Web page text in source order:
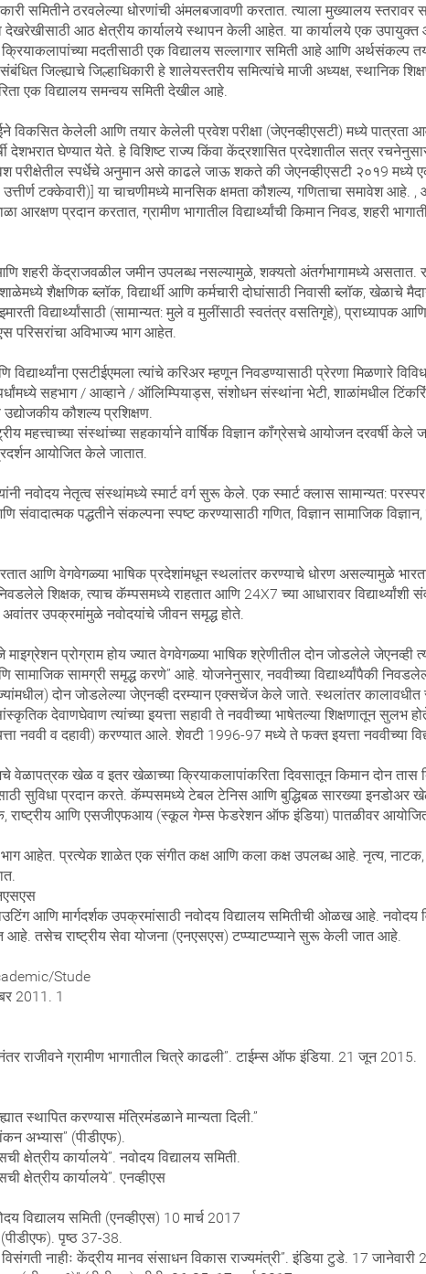
समितीने ठरवलेल्या धोरणांची अंमलबजावणी करतात. त्याला मुख्यालय
व देखरेखीसाठी आठ क्षेत्रीय कार्यालये स्थापन केली आहेत. या कार्यालये एक
मदतीसाठी एक विद्यालय सल्लागार समिती आहे आणि अर्थसंकल्प
जिल्ह्याचे जिल्हाधिकारी हे शालेयस्तरीय समित्यांचे माजी अध्यक्ष, स्थानिक
एक विद्यालय समन्वय समिती देखील आहे.
विकसित केलेली आणि तयार केलेली प्रवेश परीक्षा (जेएनव्हीएसटी) मध्ये पात्रता
देशभरात घेण्यात येते. हे विशिष्ट राज्य किंवा केंद्रशासित प्रदेशातील सत्र
परीक्षेतील स्पर्धेचे अनुमान असे काढले जाऊ शकते की जेएनव्हीएसटी २०१9 मध्ये
टक्केवारी)] या चाचणीमध्ये मानसिक क्षमता कौशल्य, गणिताचा समावेश आहे.
आरक्षण प्रदान करतात, ग्रामीण भागातील विद्यार्थ्यांची किमान निवड, शहरी
शहरी केंद्राजवळील जमीन उपलब्ध नसल्यामुळे, शक्यतो अंतर्गभागामध्ये
शैक्षणिक ब्लॉक, विद्यार्थी आणि कर्मचारी दोघांसाठी निवासी ब्लॉक, खेळाचे
विद्यार्थ्यांसाठी (सामान्यत: मुले व मुलींसाठी स्वतंत्र वसतिगृहे), प्राध्यापक आणि
परिसरांचा अविभाज्य भाग आहेत.
विद्यार्थ्यांना एसटीईएमला त्यांचे करिअर म्हणून निवडण्यासाठी प्रेरणा
सहभाग / आव्हाने / ऑलिम्पियाड्स, संशोधन संस्थांना भेटी, शाळांमधील टिंकरिंग
कौशल्य प्रशिक्षण.
महत्त्वाच्या संस्थांच्या सहकार्याने वार्षिक विज्ञान कॉंग्रेसचे आयोजन दरवर्षी
आयोजित केले जातात.
नवोदय नेतृत्व संस्थांमध्ये स्मार्ट वर्ग सुरू केले. एक स्मार्ट क्लास सामान्यत:
पद्धतीने संकल्पना स्पष्ट करण्यासाठी गणित, विज्ञान सामाजिक
आणि वेगवेगळ्या भाषिक प्रदेशांमधून स्थलांतर करण्याचे धोरण असल्यामुळे
शिक्षक, त्याच कॅम्पसमध्ये राहतात आणि 24X7 च्या आधारावर विद्यार्थ्यांशी
उपक्रमांमुळे नवोदयांचे जीवन समृद्ध होते.
प्रोग्राम होय ज्यात वेगवेगळ्या भाषिक श्रेणीतील दोन जोडलेले जेएनव्ही
सामग्री समृद्ध करणे” आहे. योजनेनुसार, नववीच्या विद्यार्थ्यांपैकी
दोन जोडलेल्या जेएनव्ही दरम्यान एक्सचेंज केले जाते. स्थलांतर कालावधीत
देवाणघेवाण त्यांच्या इयत्ता सहावी ते नववीच्या भाषेतल्या शिक्षणातून सुलभ
नववी व दहावी) करण्यात आले. शेवटी 1996-97 मध्ये ते फक्त इयत्ता नववीच्या
वेळापत्रक खेळ व इतर खेळाच्या क्रियाकलापांकरिता दिवसातून किमान दोन
सुविधा प्रदान करते. कॅम्पसमध्ये टेबल टेनिस आणि बुद्धिबळ सारख्या इनडोअर
राष्ट्रीय आणि एसजीएफआय (स्कूल गेम्स फेडरेशन ऑफ इंडिया) पातळीवर
आहेत. प्रत्येक शाळेत एक संगीत कक्ष आणि कला कक्ष उपलब्ध आहे. नृत्य, नाटक,
आणि मार्गदर्शक उपक्रमांसाठी नवोदय विद्यालय समितीची ओळख आहे. नवोदय
आहे. तसेच राष्ट्रीय सेवा योजना (एनएसएस) टप्प्याटप्प्याने सुरू केली जात आहे.
Stude
2011. 1
राजीवने ग्रामीण भागातील चित्रे काढली”. टाईम्स ऑफ इंडिया. 21 जून 2015.
स्थापित करण्यास मंत्रिमंडळाने मान्यता दिली.”
अभ्यास” (पीडीएफ).
क्षेत्रीय कार्यालये”. नवोदय विद्यालय समिती.
क्षेत्रीय कार्यालये”. एनव्हीएस
विद्यालय समिती (एनव्हीएस) 10 मार्च 2017
पृष्ठ 37-38.
नाहीः केंद्रीय मानव संसाधन विकास राज्यमंत्री”. इंडिया टुडे. 17